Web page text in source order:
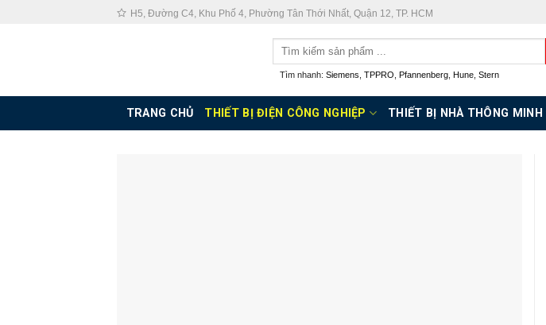
H5, Đường C4, Khu Phố 4, Phường Tân Thới Nhất, Quận 12, TP. HCM
Tìm
Tìm nhanh: Siemens TPPRO Pfannenberg Hune Stern
TRANG CHỦ THIẾT BỊ ĐIỆN CÔNG NGHIỆP THIẾT BỊ NHÀ THÔNG MINH